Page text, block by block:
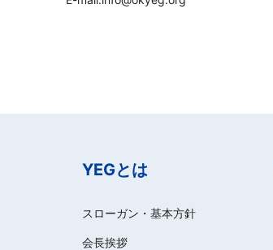
YEGとは
スローガン・基本方針
会長挨拶